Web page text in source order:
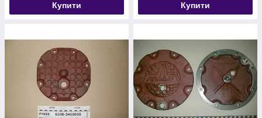
Купити Купити